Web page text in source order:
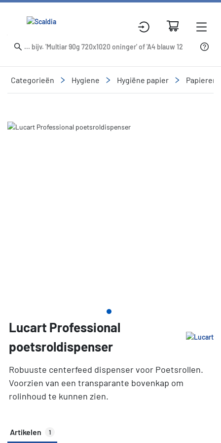
Categorieën Hygiene Hygiëne papier Papieren
Slide 1 of 1
Lucart Professional
poetsroldispenser
Robuuste centerfeed dispenser voor Poetsrollen.
Voorzien van een transparante bovenkap om
rolinhoud te kunnen zien.
Artikelen 1